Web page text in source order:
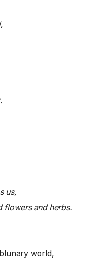
us,
flowers and herbs.
world,